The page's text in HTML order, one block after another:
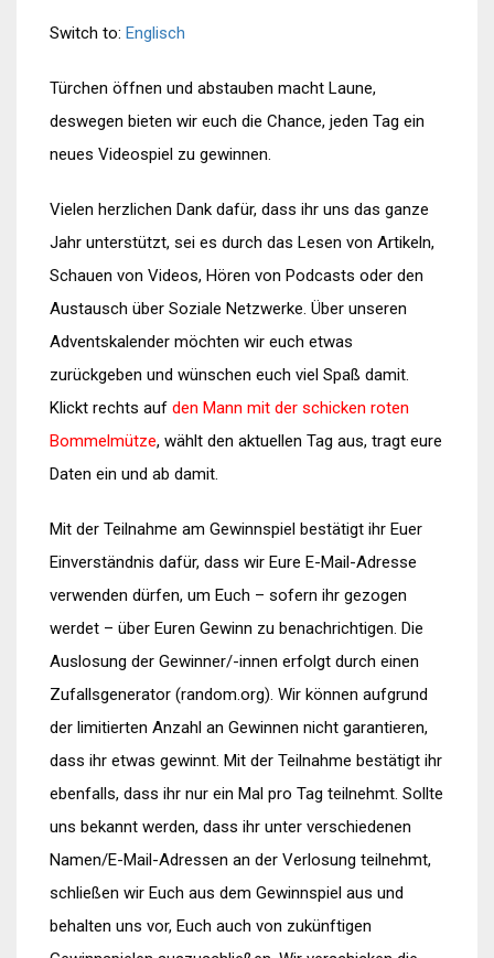
Switch to: Englisch
Türchen öffnen und abstauben macht Laune,
deswegen bieten wir euch die Chance, jeden Tag ein
neues Videospiel zu gewinnen.
Vielen herzlichen Dank dafür, dass ihr uns das ganze
Jahr unterstützt, sei es durch das Lesen von Artikeln,
Schauen von Videos, Hören von Podcasts oder den
Austausch über Soziale Netzwerke. Über unseren
Adventskalender möchten wir euch etwas
zurückgeben und wünschen euch viel Spaß damit.
Klickt rechts auf den Mann mit der schicken roten
Bommelmütze, wählt den aktuellen Tag aus, tragt eure
Daten ein und ab damit.
Mit der Teilnahme am Gewinnspiel bestätigt ihr Euer
Einverständnis dafür, dass wir Eure E-Mail-Adresse
verwenden dürfen, um Euch – sofern ihr gezogen
werdet – über Euren Gewinn zu benachrichtigen. Die
Auslosung der Gewinner/-innen erfolgt durch einen
Zufallsgenerator (random.org). Wir können aufgrund
der limitierten Anzahl an Gewinnen nicht garantieren,
dass ihr etwas gewinnt. Mit der Teilnahme bestätigt ihr
ebenfalls, dass ihr nur ein Mal pro Tag teilnehmt. Sollte
uns bekannt werden, dass ihr unter verschiedenen
Namen/E-Mail-Adressen an der Verlosung teilnehmt,
schließen wir Euch aus dem Gewinnspiel aus und
behalten uns vor, Euch auch von zukünftigen